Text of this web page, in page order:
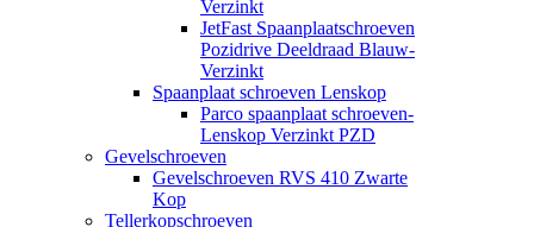
Verzinkt
JetFast Spaanplaatschroeven
Pozidrive Deeldraad Blauw-
Verzinkt
Spaanplaat schroeven Lenskop
Parco spaanplaat schroeven-
Lenskop Verzinkt PZD
Gevelschroeven
Gevelschroeven RVS 410 Zwarte
Kop
Tellerkopschroeven